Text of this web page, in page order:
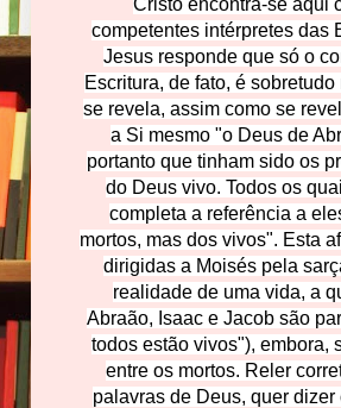
competentes intérpretes das
Jesus responde que só o
Escritura, de fato, é
se revela, assim como se
a Si mesmo "o Deus de
portanto que tinham sido os
do Deus vivo. Todos os
completa a referência a
mortos, mas dos vivos". Esta
dirigidas a Moisés pela
realidade de uma vida, a
Abraão, Isaac e Jacob são
todos estão vivos"), embora,
entre os mortos. Reler
palavras de Deus, quer